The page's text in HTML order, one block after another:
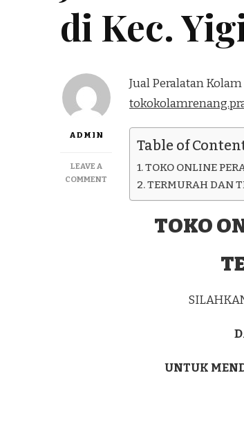
di Kec.
ADMIN
LEAVE A
COMMENT
Jual Peralatan
Table of
TOKO ONLINE
TERMURAH DAN
TOKO
UNTUK